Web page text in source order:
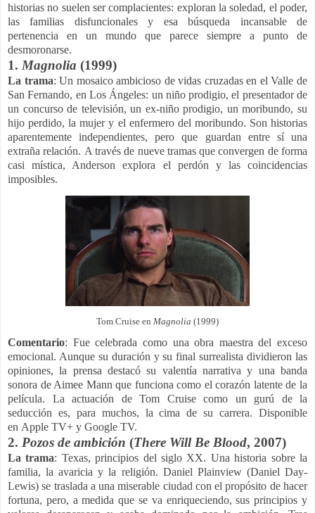
historias no suelen ser complacientes: exploran la soledad, el poder,
las familias disfuncionales y esa búsqueda incansable de
pertenencia en un mundo que parece siempre a punto de
desmoronarse.
1. Magnolia (1999)
La trama: Un mosaico ambicioso de vidas cruzadas en el Valle de
San Fernando, en Los Ángeles: un niño prodigio, el presentador de
un concurso de televisión, un ex-niño prodigio, un moribundo, su
hijo perdido, la mujer y el enfermero del moribundo. Son historias
aparentemente independientes, pero que guardan entre sí una
extraña relación. A través de nueve tramas que convergen de forma
casi mística, Anderson explora el perdón y las coincidencias
imposibles.
Tom Cruise en Magnolia (1999)
Comentario: Fue celebrada como una obra maestra del exceso
emocional. Aunque su duración y su final surrealista dividieron las
opiniones, la prensa destacó su valentía narrativa y una banda
sonora de Aimee Mann que funciona como el corazón latente de la
película. La actuación de Tom Cruise como un gurú de la
seducción es, para muchos, la cima de su carrera. Disponible
en Apple TV+ y Google TV.
2. Pozos de ambición (There Will Be Blood, 2007)
La trama: Texas, principios del siglo XX. Una historia sobre la
familia, la avaricia y la religión. Daniel Plainview (Daniel Day-
Lewis) se traslada a una miserable ciudad con el propósito de hacer
fortuna, pero, a medida que se va enriqueciendo, sus principios y